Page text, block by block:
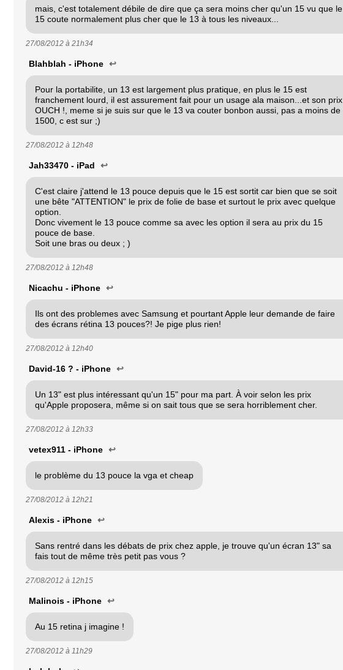
mais, c'est totalement débile de dire que ça sera moins cher qu'un 15 vu que le
15 coute normalement plus cher que le 13 à tous les niveaux...
27/08/2012 à 21h34
Blahblah - iPhone ↩
Pour la portabilite, un 13 est largement plus pratique, en plus le 15 est
franchement lourd, il est assurement fait pour un usage ala maison...et son prix
OUCH !, meme si je suis sur que le 13 va couter bonbon aussi, pas a moins de
1500, c est sur ;)
27/08/2012 à 12h48
Jah33470 - iPad ↩
C'est claire j'attend le 13 pouce depuis que le 15 est sortit car bien que se soit
une bête "ATTENTION" le prix de folie de base et surtout le prix avec quelque
option.
Donc vivement le 13 pouce comme sa avec les option il sera au prix du 15
pouce de base.
Soit une bras ou deux ; )
27/08/2012 à 12h48
Nicachu - iPhone ↩
Ils ont des problemes avec Samsung et pourtant Apple leur demande de faire
des écrans rétina 13 pouces?! Je pige plus rien!
27/08/2012 à 12h40
David-16 ? - iPhone ↩
Un 13" est plus intéressant qu'un 15" pour ma part. À voir selon les prix
qu'Apple proposera, même si on sait tous que se sera horriblement cher.
27/08/2012 à 12h33
vetex911 - iPhone ↩
le problème du 13 pouce la vga et cheap
27/08/2012 à 12h21
Alexis - iPhone ↩
Sans rentré dans les débats de prix chez apple, je trouve qu'un écran 13" sa
fais tout de même très petit pas vous ?
27/08/2012 à 12h15
Malinois - iPhone ↩
Au 15 retina j imagine !
27/08/2012 à 11h29